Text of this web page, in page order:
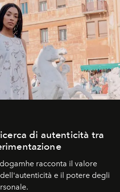
di autenticità tra
racconta il valore
e il potere degli